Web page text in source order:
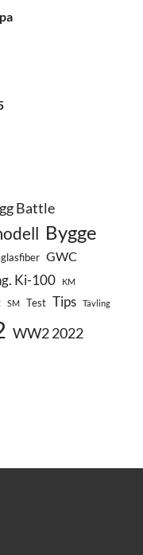
Battle
Bygge
GWC
Ki-100 KM
SM Test Tips Tävling
WW2 2022